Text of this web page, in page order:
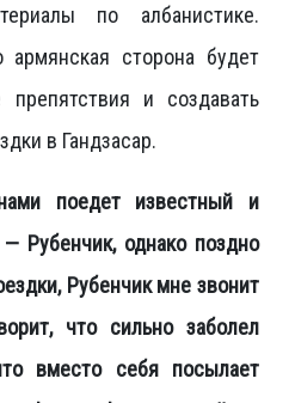
по албанистике.
армянская сторона будет
и создавать
в Гандзасар.
поедет известный и
Рубенчик, однако поздно
Рубенчик мне звонит
что сильно заболел
вместо себя посылает